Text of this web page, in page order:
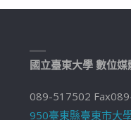
國立臺東大學 數位
089-517502
950臺東縣臺東市大